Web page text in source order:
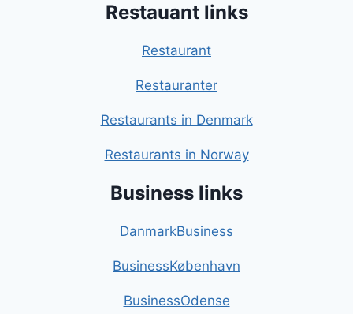
Restauant links
Restaurant
Restauranter
Restaurants in Denmark
Restaurants in Norway
Business links
DanmarkBusiness
BusinessKøbenhavn
BusinessOdense